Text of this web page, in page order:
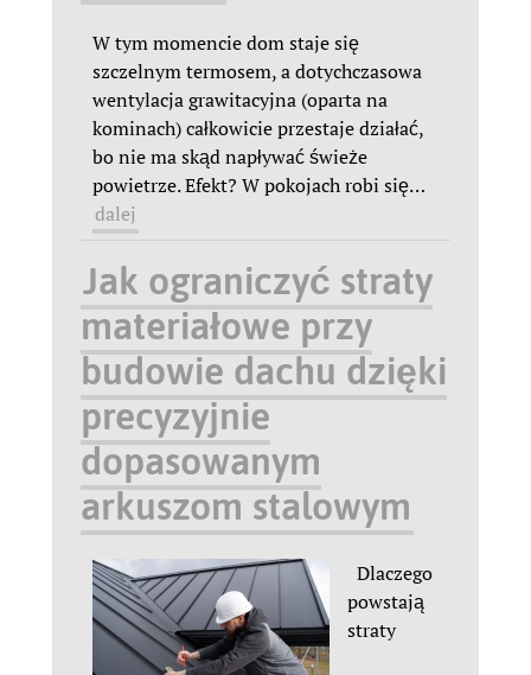
W tym momencie dom staje się
szczelnym termosem, a dotychczasowa
wentylacja grawitacyjna (oparta na
kominach) całkowicie przestaje działać,
bo nie ma skąd napływać świeże
powietrze. Efekt? W pokojach robi się…
dalej
Jak ograniczyć straty
materiałowe przy
budowie dachu dzięki
precyzyjnie
dopasowanym
arkuszom stalowym
Dlaczego
powstają
straty